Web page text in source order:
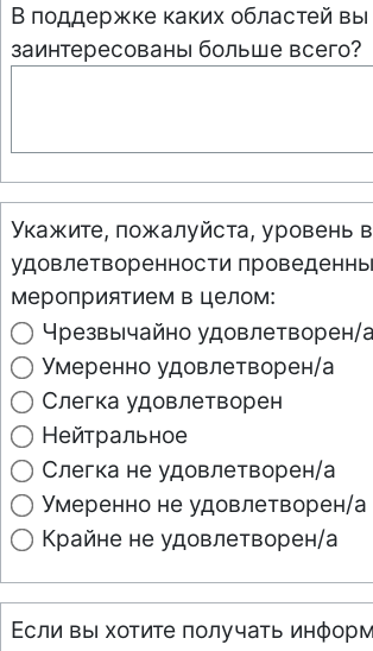
В поддержке каких областей вы
заинтересованы больше всего?
Укажите, пожалуйста, уровень
удовлетворенности
мероприятием в целом:
Чрезвычайно удовлетворен/а
Умеренно удовлетворен/а
Слегка удовлетворен
Нейтральное
Слегка не удовлетворен/а
Умеренно не удовлетворен/а
Крайне не удовлетворен/а
Если вы хотите получать